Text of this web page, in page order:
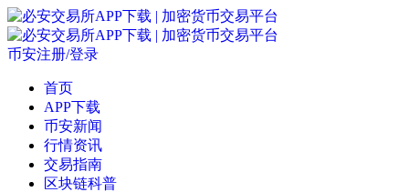
币安注册/登录
首页
APP下载
币安新闻
行情资讯
交易指南
区块链科普